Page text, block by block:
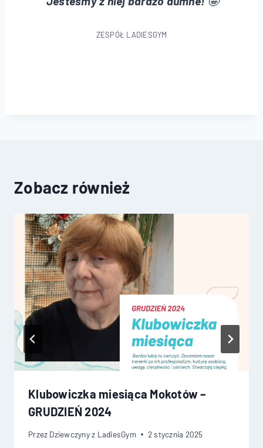
ZESPÓŁ LADIESGYM
Zobacz również
Klubowiczka miesiąca Mokotów –
GRUDZIEŃ 2024
Przez Dziewczyny z LadiesGym 2 stycznia 2025